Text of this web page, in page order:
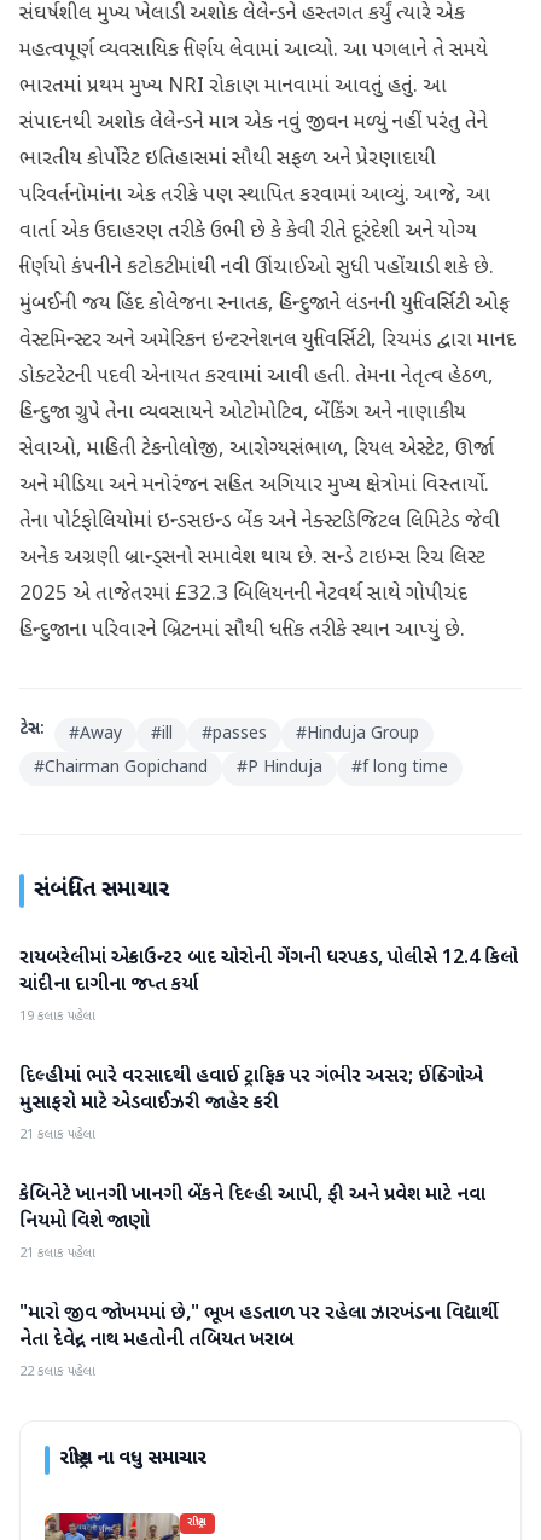
સંઘર્ષશીલ મુખ્ય ખેલાડી અશોક લેલેન્ડને હસ્તગત કર્યું ત્યારે એક
મહત્વપૂર્ણ વ્યવસાયિક નિર્ણય લેવામાં આવ્યો. આ પગલાને તે સમયે
ભારતમાં પ્રથમ મુખ્ય NRI રોકાણ માનવામાં આવતું હતું. આ
સંપાદનથી અશોક લેલેન્ડને માત્ર એક નવું જીવન મળ્યું નહીં પરંતુ તેને
ભારતીય કોર્પોરેટ ઇતિહાસમાં સૌથી સફળ અને પ્રેરણાદાયી
પરિવર્તનોમાંના એક તરીકે પણ સ્થાપિત કરવામાં આવ્યું. આજે, આ
વાર્તા એક ઉદાહરણ તરીકે ઉભી છે કે કેવી રીતે દૂરંદેશી અને યોગ્ય
નિર્ણયો કંપનીને કટોકટીમાંથી નવી ઊંચાઈઓ સુધી પહોંચાડી શકે છે.
મુંબઈની જય હિંદ કોલેજના સ્નાતક, હિન્દુજાને લંડનની યુનિવર્સિટી ઓફ
વેસ્ટમિન્સ્ટર અને અમેરિકન ઇન્ટરનેશનલ યુનિવર્સિટી, રિચમંડ દ્વારા માનદ
ડોક્ટરેટની પદવી એનાયત કરવામાં આવી હતી. તેમના નેતૃત્વ હેઠળ,
હિન્દુજા ગ્રુપે તેના વ્યવસાયને ઓટોમોટિવ, બેંકિંગ અને નાણાકીય
સેવાઓ, માહિતી ટેકનોલોજી, આરોગ્યસંભાળ, રિયલ એસ્ટેટ, ઊર્જા
અને મીડિયા અને મનોરંજન સહિત અગિયાર મુખ્ય ક્ષેત્રોમાં વિસ્તાર્યો.
તેના પોર્ટફોલિયોમાં ઇન્ડસઇન્ડ બેંક અને નેક્સ્ટડિજિટલ લિમિટેડ જેવી
અનેક અગ્રણી બ્રાન્ડ્સનો સમાવેશ થાય છે. સન્ડે ટાઇમ્સ રિચ લિસ્ટ
2025 એ તાજેતરમાં £32.3 બિલિયનની નેટવર્થ સાથે ગોપીચંદ
હિન્દુજાના પરિવારને બ્રિટનમાં સૌથી ધનિક તરીકે સ્થાન આપ્યું છે.
ટેગ્સ: #Away #ill #passes #Hinduja Group
#Chairman Gopichand #P Hinduja #f long time
સંબંધિત સમાચાર
રાષ્ટ્રીય
રાયબરેલીમાં એન્કાઉન્ટર બાદ ચોરોની ગેંગની ધરપકડ, પોલીસે 12.4 કિલો
ચાંદીના દાગીના જપ્ત કર્યા
19 કલાક પહેલા
રાષ્ટ્રીય
દિલ્હીમાં ભારે વરસાદથી હવાઈ ટ્રાફિક પર ગંભીર અસર; ઈન્ડિગોએ
મુસાફરો માટે એડવાઈઝરી જાહેર કરી
21 કલાક પહેલા
રાષ્ટ્રીય
કેબિનેટે ખાનગી ખાનગી બેંકને દિલ્હી આપી, ફી અને પ્રવેશ માટે નવા
નિયમો વિશે જાણો
21 કલાક પહેલા
રાષ્ટ્રીય
"મારો જીવ જોખમમાં છે," ભૂખ હડતાળ પર રહેલા ઝારખંડના વિદ્યાર્થી
નેતા દેવેન્દ્ર નાથ મહતોની તબિયત ખરાબ
22 કલાક પહેલા
રાષ્ટ્રીયના વધુ સમાચાર
રાષ્ટ્રીય